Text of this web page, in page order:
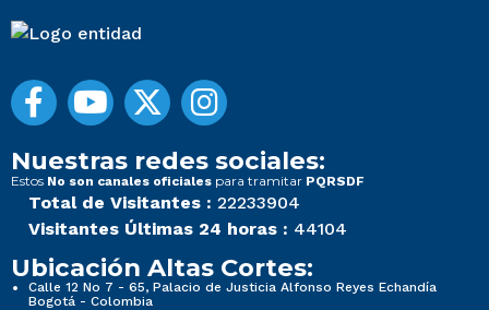
Nuestras redes sociales:
Estos No son canales oficiales para tramitar PQRSDF
Total de Visitantes : 22233904
Visitantes Últimas 24 horas : 44104
Ubicación Altas Cortes:
Calle 12 No 7 - 65, Palacio de Justicia Alfonso Reyes Echandía
Bogotá - Colombia